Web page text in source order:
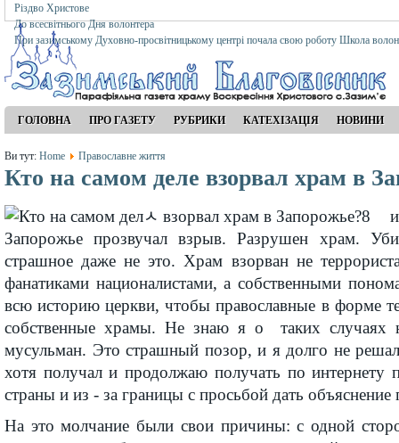
Різдво Христове
До всесвітнього Дня волонтера
При зазимському Духовно-просвітницькому центрі почала свою роботу Школа
ГОЛОВНА ПРО ГАЗЕТУ РУБРИКИ КАТЕХІЗАЦІЯ НОВИНИ
Ви тут: Home Православне життя
Кто на самом деле взорвал храм в
8
Запорожье прозвучал взрыв. Разрушен храм.
страшное даже не это. Храм взорван не
фанатиками националистами, а собственными
всю историю церкви, чтобы православные в форме
собственные храмы. Не знаю я о таких случаях
мусульман. Это страшный позор, и я долго не
хотя получал и продолжаю получать по интернету
страны и из - за границы с просьбой дать
На это молчание были свои причины: с одной